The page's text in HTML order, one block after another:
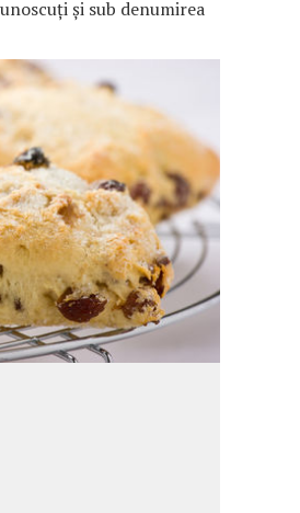
şi sub denumirea